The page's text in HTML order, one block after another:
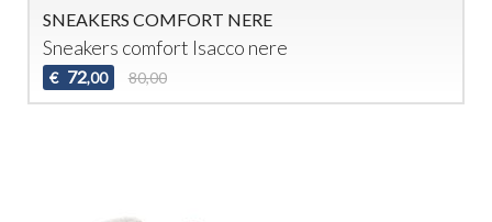
SNEAKERS COMFORT NERE
Sneakers comfort Isacco nere
€ 72,00 80,00